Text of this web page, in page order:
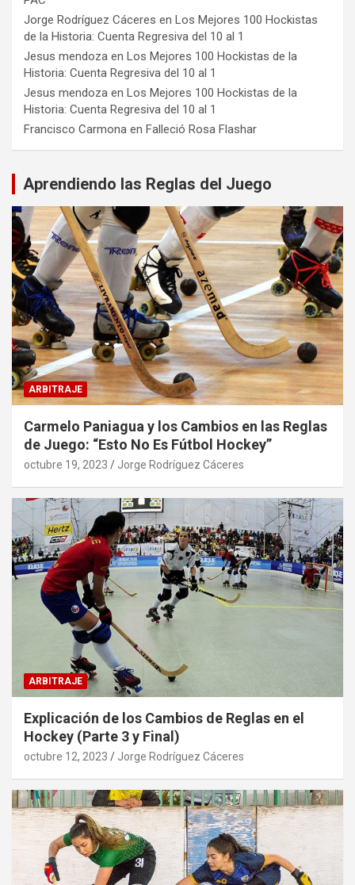
Jorge Rodríguez Cáceres en Los Mejores 100 Hockistas
de la Historia: Cuenta Regresiva del 10 al 1
Jesus mendoza en Los Mejores 100 Hockistas de la
Historia: Cuenta Regresiva del 10 al 1
Jesus mendoza en Los Mejores 100 Hockistas de la
Historia: Cuenta Regresiva del 10 al 1
Francisco Carmona en Falleció Rosa Flashar
Aprendiendo las Reglas del Juego
ARBITRAJE
Carmelo Paniagua y los Cambios en las Reglas
de Juego: “Esto No Es Fútbol Hockey”
octubre 19, 2023 Jorge Rodríguez Cáceres
ARBITRAJE
Explicación de los Cambios de Reglas en el
Hockey (Parte 3 y Final)
octubre 12, 2023 Jorge Rodríguez Cáceres